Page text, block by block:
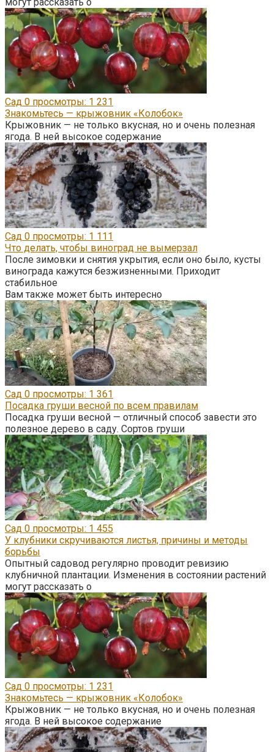
могут рассказать о
Сад 0 просмотры: 1 231
Знакомьтесь — крыжовник «Колобок»
Крыжовник — не только вкусная, но и очень полезная
ягода. В ней высокое содержание
Сад 0 просмотры: 1 111
Что делать, чтобы виноград не вымерзал
После зимовки и снятия укрытия, если оно было, кусты
винограда кажутся безжизненными. Приходит
стабильное
Вам также может быть интересно
Сад 0 просмотры: 1 361
Посадка груши весной по всем правилам
Посадка груши весной — отличный способ завести это
полезное дерево в саду. Сортов груши
Сад 0 просмотры: 1 455
У клубники скручиваются листья, причины и методы
борьбы
Опытный садовод регулярно проводит ревизию
клубничной плантации. Изменения в состоянии растений
могут рассказать о
Сад 0 просмотры: 1 231
Знакомьтесь — крыжовник «Колобок»
Крыжовник — не только вкусная, но и очень полезная
ягода. В ней высокое содержание